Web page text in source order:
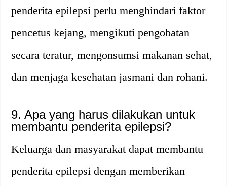
penderita epilepsi perlu menghindari faktor
pencetus kejang, mengikuti pengobatan
secara teratur, mengonsumsi makanan sehat,
dan menjaga kesehatan jasmani dan rohani.
9. Apa yang harus dilakukan untuk
membantu penderita epilepsi?
Keluarga dan masyarakat dapat membantu
penderita epilepsi dengan memberikan